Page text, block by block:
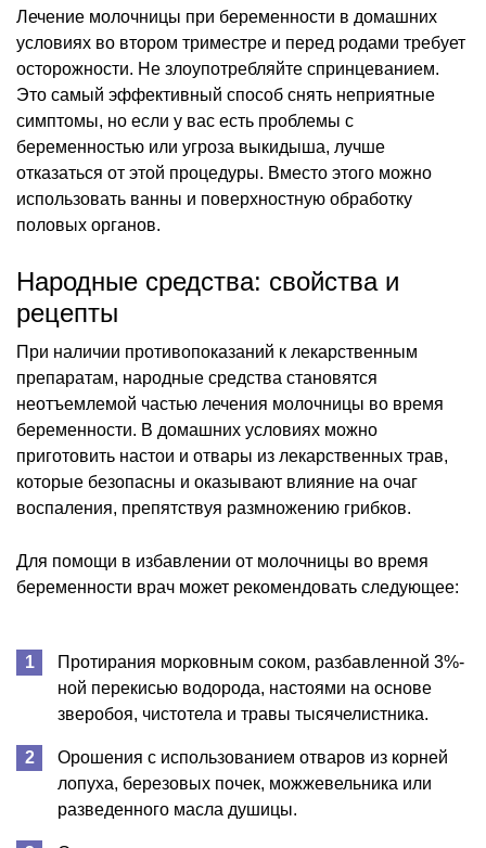
Лечение молочницы при беременности в домашних
условиях во втором триместре и перед родами требует
осторожности. Не злоупотребляйте спринцеванием.
Это самый эффективный способ снять неприятные
симптомы, но если у вас есть проблемы с
беременностью или угроза выкидыша, лучше
отказаться от этой процедуры. Вместо этого можно
использовать ванны и поверхностную обработку
половых органов.
Народные средства: свойства и
рецепты
При наличии противопоказаний к лекарственным
препаратам, народные средства становятся
неотъемлемой частью лечения молочницы во время
беременности. В домашних условиях можно
приготовить настои и отвары из лекарственных трав,
которые безопасны и оказывают влияние на очаг
воспаления, препятствуя размножению грибков.
Для помощи в избавлении от молочницы во время
беременности врач может рекомендовать следующее:
Протирания морковным соком, разбавленной 3%-
ной перекисью водорода, настоями на основе
зверобоя, чистотела и травы тысячелистника.
Орошения с использованием отваров из корней
лопуха, березовых почек, можжевельника или
разведенного масла душицы.